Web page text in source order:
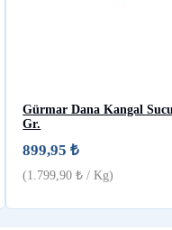
Gürmar Dana Kangal
Gr.
899,95 ₺
(1.799,90 ₺ / Kg)